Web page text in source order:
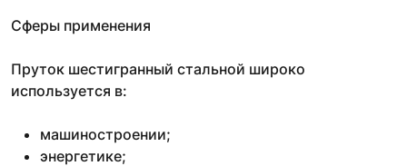
Сферы применения
Пруток шестигранный стальной широко
используется в:
машиностроении;
энергетике;